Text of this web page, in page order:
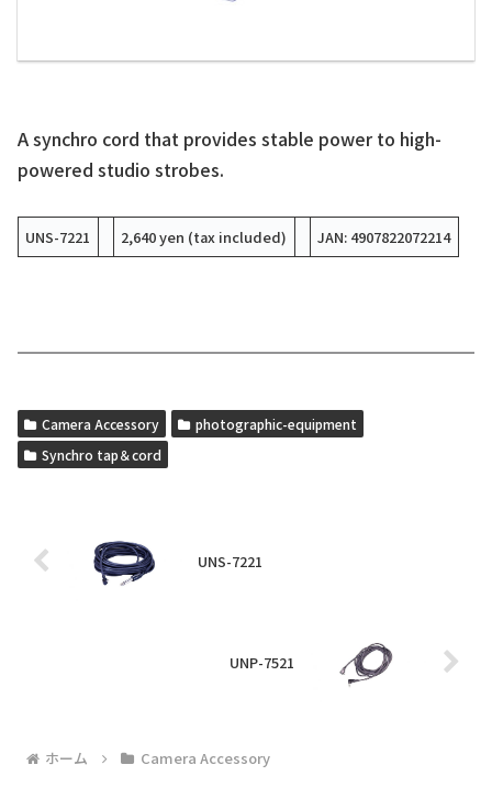
A synchro cord that provides stable power to high-
powered studio strobes.
UNS-7221 2,640 yen (tax included) JAN: 4907822072214
Camera Accessory
photographic-equipment
Synchro tap＆cord
UNS-7221
UNP-7521
ホーム Camera Accessory